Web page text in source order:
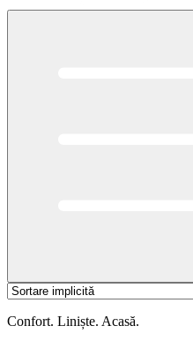
Confort. Liniște. Acasă.